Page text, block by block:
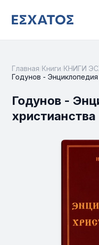
Главная Книги КНИГИ
Годунов - Энциклопедия
Годунов -
христианства